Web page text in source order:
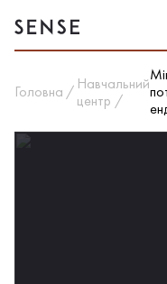
Головна
Навчальний
центр